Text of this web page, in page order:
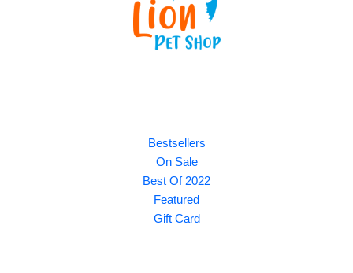
Bestsellers
On Sale
Best Of 2022
Featured
Gift Card